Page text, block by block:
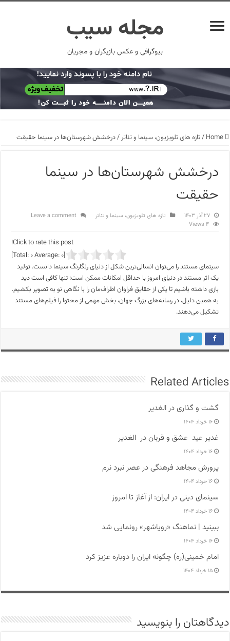
مجله سیب
بیوگرافی و عکس بازیگران و مجریان
Home
/تازه های تلویزیون، سینما و تئاتر /درخشش شهرستان‌ها در سینما حقیقت
درخشش شهرستان‌ها در سینما
حقیقت
۲۷ آذر ۱۴۰۳ تازه های تلویزیون، سینما و تئاتر
Leave a comment
4 Views
Click to rate this post!
[Total:
0Average: 0
]
سینمای مستند را می‌توان انسانی‌ترین شکل از دنیای رنگارنگ سینما دانست. تولید
یک اثر مستند در دنیای امروز با حداقل امکانات ممکن است؛ تنها کافی است دید
بازی داشته باشیم تا یکی از حقایق فراوان اطراف‌مان را با نگاهی نو به تصویر بکشیم.
به همین دلیل، در رسانه‌های بزرگ جهان، بخش مهمی از محتوا را فیلم‌های مستند
تشکیل می‌دهند.
Related Articles
گشت و گذاری در الغدیر
۱۶ خرداد ۱۴۰۴
غدیر عید عشق و قربان در الغدیر
۱۶ خرداد ۱۴۰۴
پرورش مجاهد فرهنگی در عصر نبرد نرم
۱۶ خرداد ۱۴۰۴
سینمای دینی در ایران: از آغاز تا امروز
۱۶ خرداد ۱۴۰۴
ببینید | نماهنگ «رویاشهر» رونمایی شد
۱۶ خرداد ۱۴۰۴
امام خمینی(ره) چگونه ایران را دوباره عزیز کرد
۱۵ خرداد ۱۴۰۴
دیدگاهتان را بنویسید